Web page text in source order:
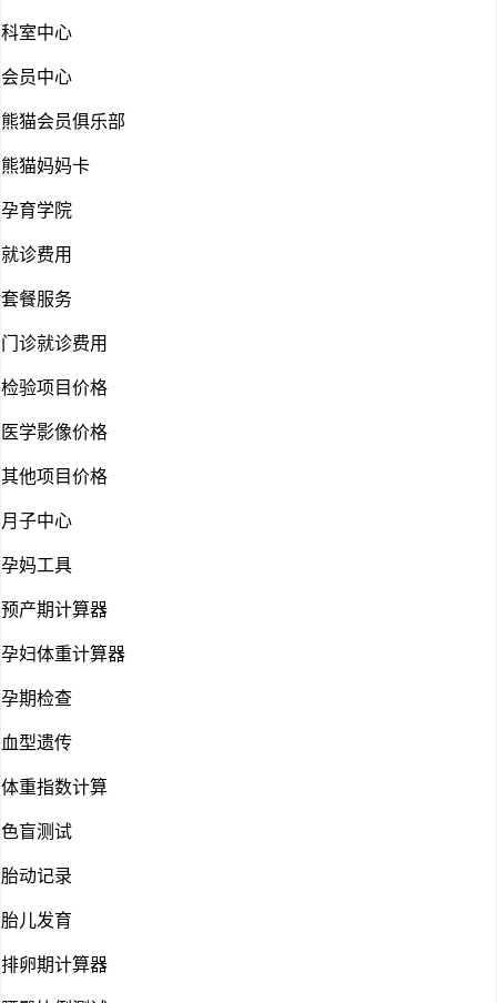
科室中心
会员中心
熊猫会员俱乐部
熊猫妈妈卡
孕育学院
就诊费用
套餐服务
门诊就诊费用
检验项目价格
医学影像价格
其他项目价格
月子中心
孕妈工具
预产期计算器
孕妇体重计算器
孕期检查
血型遗传
体重指数计算
色盲测试
胎动记录
胎儿发育
排卵期计算器